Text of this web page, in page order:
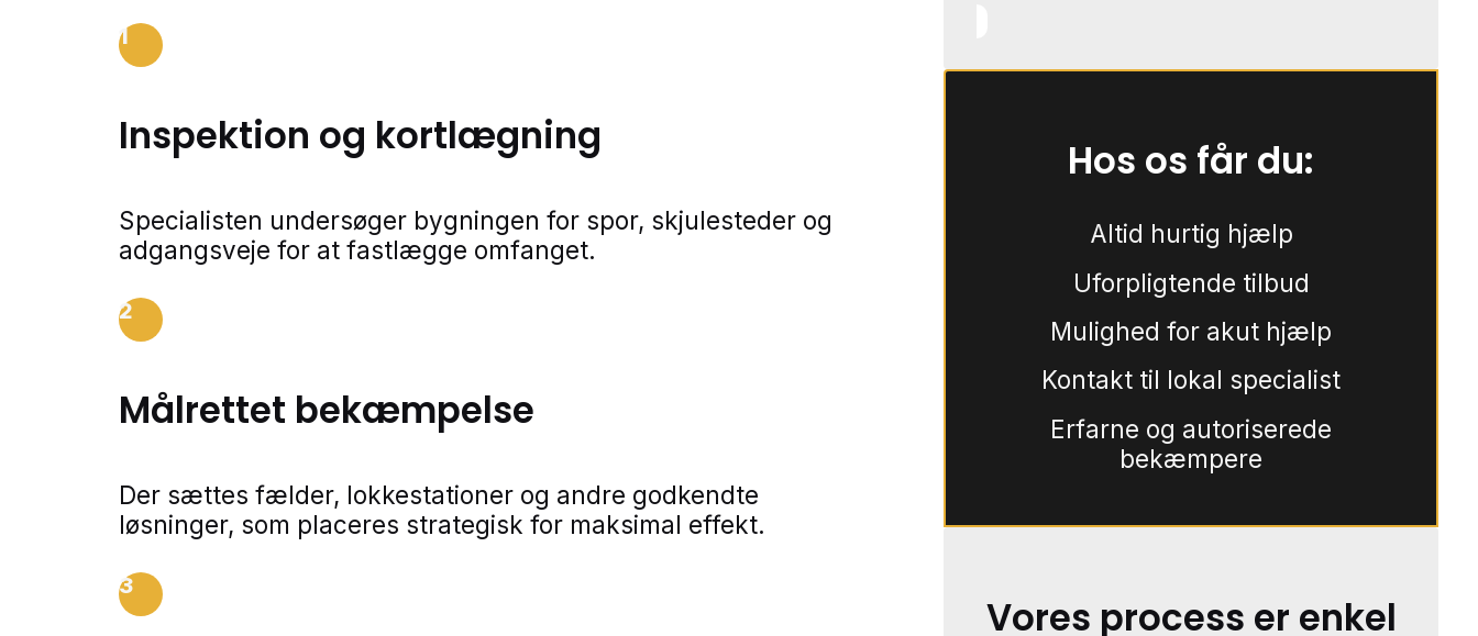
1
Inspektion og kortlægning
Specialisten undersøger bygningen for spor, skjulesteder og
adgangsveje for at fastlægge omfanget.
2
Målrettet bekæmpelse
Der sættes fælder, lokkestationer og andre godkendte
løsninger, som placeres strategisk for maksimal effekt.
3
Hos os får du:
Altid hurtig hjælp
Uforpligtende tilbud
Mulighed for akut hjælp
Kontakt til lokal specialist
Erfarne og autoriserede
bekæmpere
Vores process er enkel